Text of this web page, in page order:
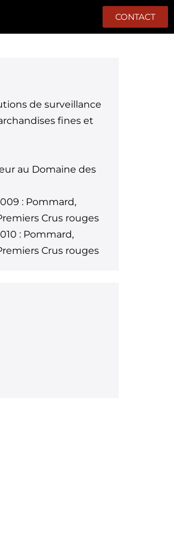
CONTACT
de surveillance
fines et
au Domaine des
: Pommard,
Crus rouges
: Pommard,
Crus rouges